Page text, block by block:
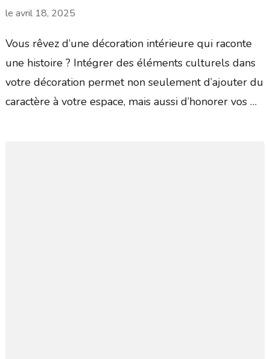
le avril 18, 2025
Vous rêvez d’une décoration intérieure qui raconte
une histoire ? Intégrer des éléments culturels dans
votre décoration permet non seulement d’ajouter du
caractère à votre espace, mais aussi d’honorer vos …